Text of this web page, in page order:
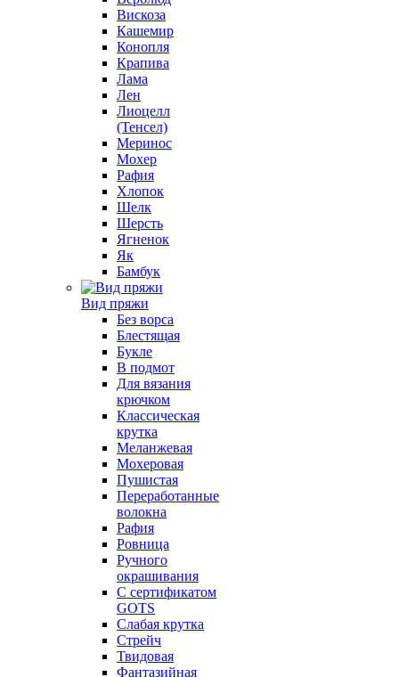
Вискоза
Кашемир
Конопля
Крапива
Лама
Лен
Лиоцелл
(Тенсел)
Меринос
Мохер
Рафия
Хлопок
Шелк
Шерсть
Ягненок
Як
Бамбук
Вид пряжи
Без ворса
Блестящая
Букле
В подмот
Для вязания
крючком
Классическая
крутка
Меланжевая
Мохеровая
Пушистая
Переработанные
волокна
Рафия
Ровница
Ручного
окрашивания
С сертификатом
GOTS
Слабая крутка
Стрейч
Твидовая
Фантазийная